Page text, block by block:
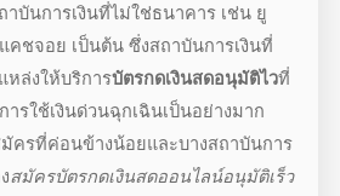
าบันการเงินที่ไม่ใช่ธนาคาร เช่น ยู
คชจอย เป็นต้น ซึ่งสถาบันการเงินที่
หล่งให้บริการบัตรกดเงินสดอนุมัติไวที่
ารใช้เงินด่วนฉุกเฉินเป็นอย่างมาก
มัครที่ค่อนข้างน้อยและบางสถาบันการ
สมัครบัตรกดเงินสดออนไลน์อนุมัติเร็ว